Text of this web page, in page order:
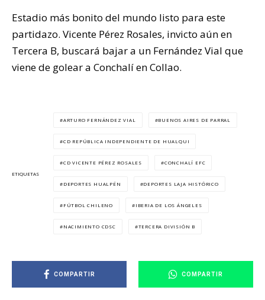
Estadio más bonito del mundo listo para este
partidazo. Vicente Pérez Rosales, invicto aún en
Tercera B, buscará bajar a un Fernández Vial que
viene de golear a Conchalí en Collao.
ETIQUETAS
ARTURO FERNÁNDEZ VIAL BUENOS AIRES DE PARRAL
CD REPÚBLICA INDEPENDIENTE DE HUALQUI
CD VICENTE PÉREZ ROSALES CONCHALÍ EFC
DEPORTES HUALPÉN DEPORTES LAJA HISTÓRICO
FÚTBOL CHILENO IBERIA DE LOS ÁNGELES
NACIMIENTO CDSC TERCERA DIVISIÓN B
COMPARTIR COMPARTIR